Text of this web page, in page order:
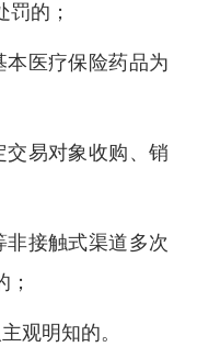
的；
医疗保险药品为
易对象收购、销
接触式渠道多次
观明知的。